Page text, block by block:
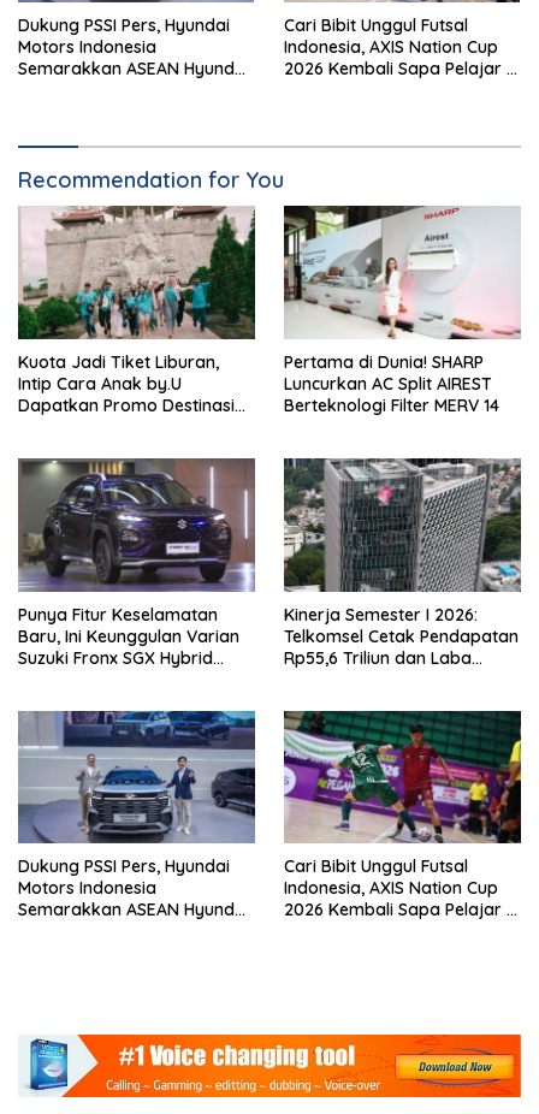
Dukung PSSI Pers, Hyundai
Motors Indonesia
Semarakkan ASEAN Hyundai
Cari Bibit Unggul Futsal
Indonesia, AXIS Nation Cup
2026 Kembali Sapa Pelajar di
Recommendation for You
Kuota Jadi Tiket Liburan,
Intip Cara Anak by.U
Dapatkan Promo Destinasi
Pertama di Dunia! SHARP
Luncurkan AC Split AIREST
Berteknologi Filter MERV 14
Punya Fitur Keselamatan
Baru, Ini Keunggulan Varian
Suzuki Fronx SGX Hybrid
Kinerja Semester I 2026:
Telkomsel Cetak Pendapatan
Rp55,6 Triliun dan Laba
Dukung PSSI Pers, Hyundai
Motors Indonesia
Semarakkan ASEAN Hyundai
Cari Bibit Unggul Futsal
Indonesia, AXIS Nation Cup
2026 Kembali Sapa Pelajar di